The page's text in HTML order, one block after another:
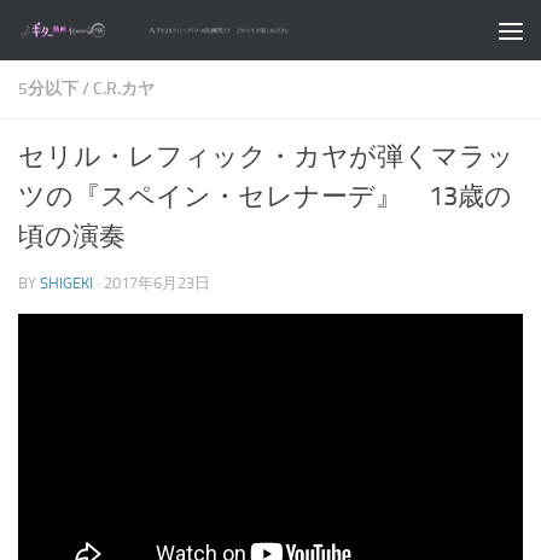
コンテンツへスキップ
5分以下/ C.R.カヤ
セリル・レフィック・カヤが弾くマラッ
ツの『スペイン・セレナーデ』 13歳の
頃の演奏
BY SHIGEKI · 2017年6月23日